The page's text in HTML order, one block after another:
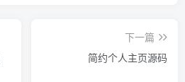
下一篇
简约个人主页源码